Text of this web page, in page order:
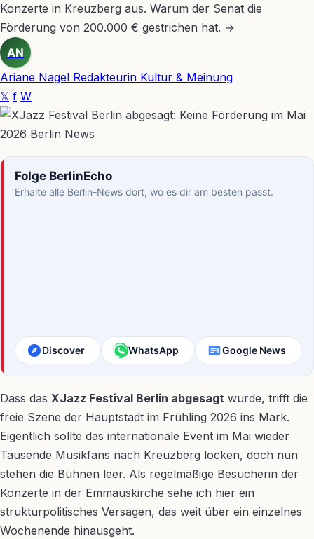
Konzerte in Kreuzberg aus. Warum der Senat die
Förderung von 200.000 € gestrichen hat. →
AN
Ariane Nagel Redakteurin Kultur & Meinung
𝕏 f W
Folge BerlinEcho
Erhalte alle Berlin-News dort, wo es dir am besten passt.
Discover WhatsApp Google News
Dass das XJazz Festival Berlin abgesagt wurde, trifft die
freie Szene der Hauptstadt im Frühling 2026 ins Mark.
Eigentlich sollte das internationale Event im Mai wieder
Tausende Musikfans nach Kreuzberg locken, doch nun
stehen die Bühnen leer. Als regelmäßige Besucherin der
Konzerte in der Emmauskirche sehe ich hier ein
strukturpolitisches Versagen, das weit über ein einzelnes
Wochenende hinausgeht.